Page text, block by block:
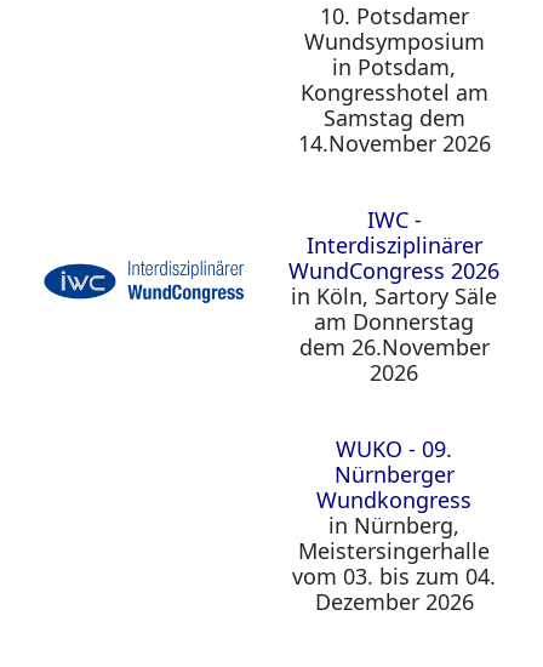
10. Potsdamer
Wundsymposium
in Potsdam,
Kongresshotel am
Samstag dem
14.November 2026
IWC -
Interdisziplinärer
WundCongress 2026
in Köln, Sartory Säle
am Donnerstag
dem 26.November
2026
WUKO - 09.
Nürnberger
Wundkongress
in Nürnberg,
Meistersingerhalle
vom 03. bis zum 04.
Dezember 2026